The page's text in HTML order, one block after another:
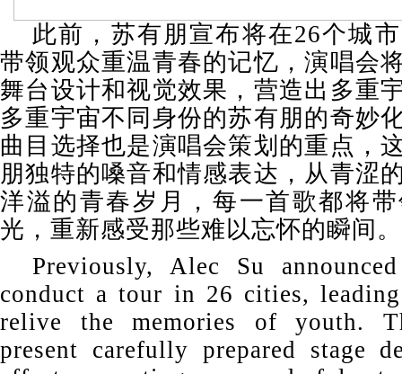
此前，苏有朋宣布将在26个城
带领观众重温青春的记忆，演唱会
舞台设计和视觉效果，营造出多重
多重宇宙不同身份的苏有朋的奇妙
曲目选择也是演唱会策划的重点，
朋独特的嗓音和情感表达，从青涩
洋溢的青春岁月，每一首歌都将
光，重新感受那些难以忘怀的瞬间。
Previously, Alec Su
conduct a tour in 26 cities,
relive the memories of youth.
present carefully prepared stage